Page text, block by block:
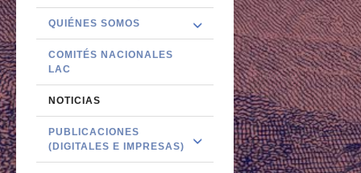
QUIÉNES SOMOS
COMITÉS NACIONALES
LAC
NOTICIAS
PUBLICACIONES
(DIGITALES E IMPRESAS)